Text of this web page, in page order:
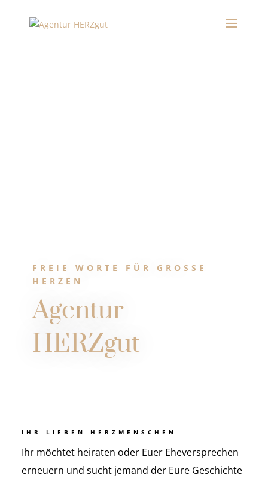
FREIE WORTE FÜR GROSSE
HERZEN
Agentur
HERZgut
IHR LIEBEN HERZMENSCHEN
Ihr möchtet heiraten oder Euer Eheversprechen
erneuern und sucht jemand der Eure Geschichte